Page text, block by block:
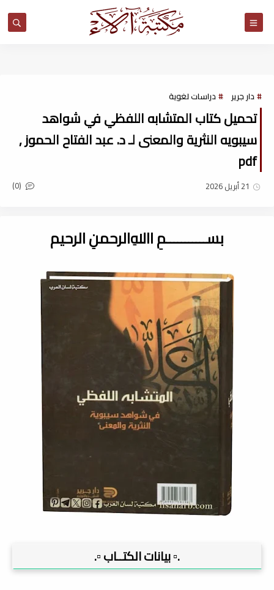
دار جرير دراسات لغوية
تحميل كتاب المتشابه اللفظي في شواهد
سيبويه النثرية والمعنى لـ د. عبد الفتاح الحموز ,
pdf
21 أبريل 2026 (0)
بســـــــــــمِ اﷲِالرحمنِ الرحيم
.▫️ بيانات الكتــاب ▫️.